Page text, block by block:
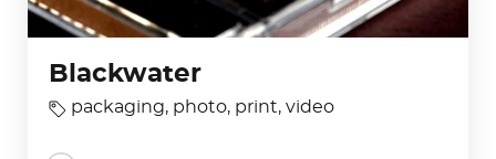
Blackwater
packaging, photo, print,video